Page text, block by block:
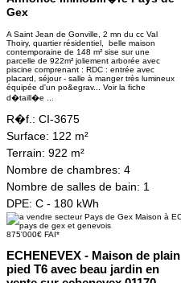
Gex
A Saint Jean de Gonville, 2 mn du cc Val
Thoiry, quartier résidentiel, belle maison
contemporaine de 148 m² sise sur une
parcelle de 922m² joliement arborée avec
piscine comprenant : RDC : entrée avec
placard, séjour - salle à manger très lumineux
équipée d'un po&egrav... Voir la fiche
d�taill�e ...
R�f.: CI-3675
Surface: 122 m²
Terrain: 922 m²
Nombre de chambres: 4
Nombre de salles de bain: 1
DPE: C - 180 kWh
875'000€ FAI*
ECHENEVEX - Maison de plain
pied T6 avec beau jardin en